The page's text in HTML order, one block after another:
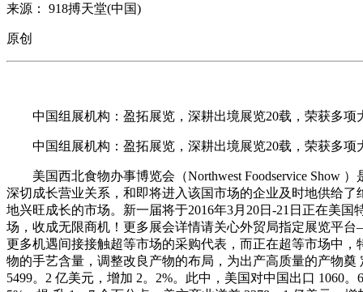
来源： 918搏天堂(中国)
原创
中国组展机构：盈拓展览，深耕出境展览20载，荣获多项
中国组展机构：盈拓展览，深耕出境展览20载，荣获多项
美国西北食物办事博览会（Northwest Foodservice Show
深切成长营业关系，和即将进入该国市场的企业及时地供给
地兴旺成长的市场。新一届将于2016年3月20日-21日正在美
场，收成无限商机！更多展会详情请关心外贸局指定展览平
更多机遇间接接触超等市场的采购代表，而正在超等市场中
物的手艺含量，调整改良产物的布局，为出产高质量的产物
5499。2 亿美元，增加 2。2%。此中，美国对中国出口 1060